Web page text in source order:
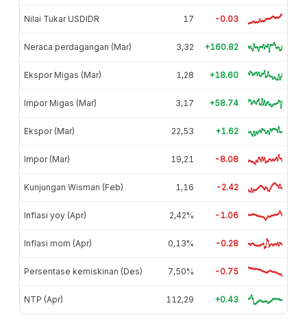
Nilai Tukar USDIDR 17 -0.03
Neraca perdagangan (Mar) 3,32 +160.82
Ekspor Migas (Mar) 1,28 +18.60
Impor Migas (Mar) 3,17 +58.74
Ekspor (Mar) 22,53 +1.62
Impor (Mar) 19,21 -8.08
Kunjungan Wisman (Feb) 1,16 -2.42
Inflasi yoy (Apr) 2,42% -1.06
Inflasi mom (Apr) 0,13% -0.28
Persentase kemiskinan (Des) 7,50% -0.75
NTP (Apr) 112,29 +0.43